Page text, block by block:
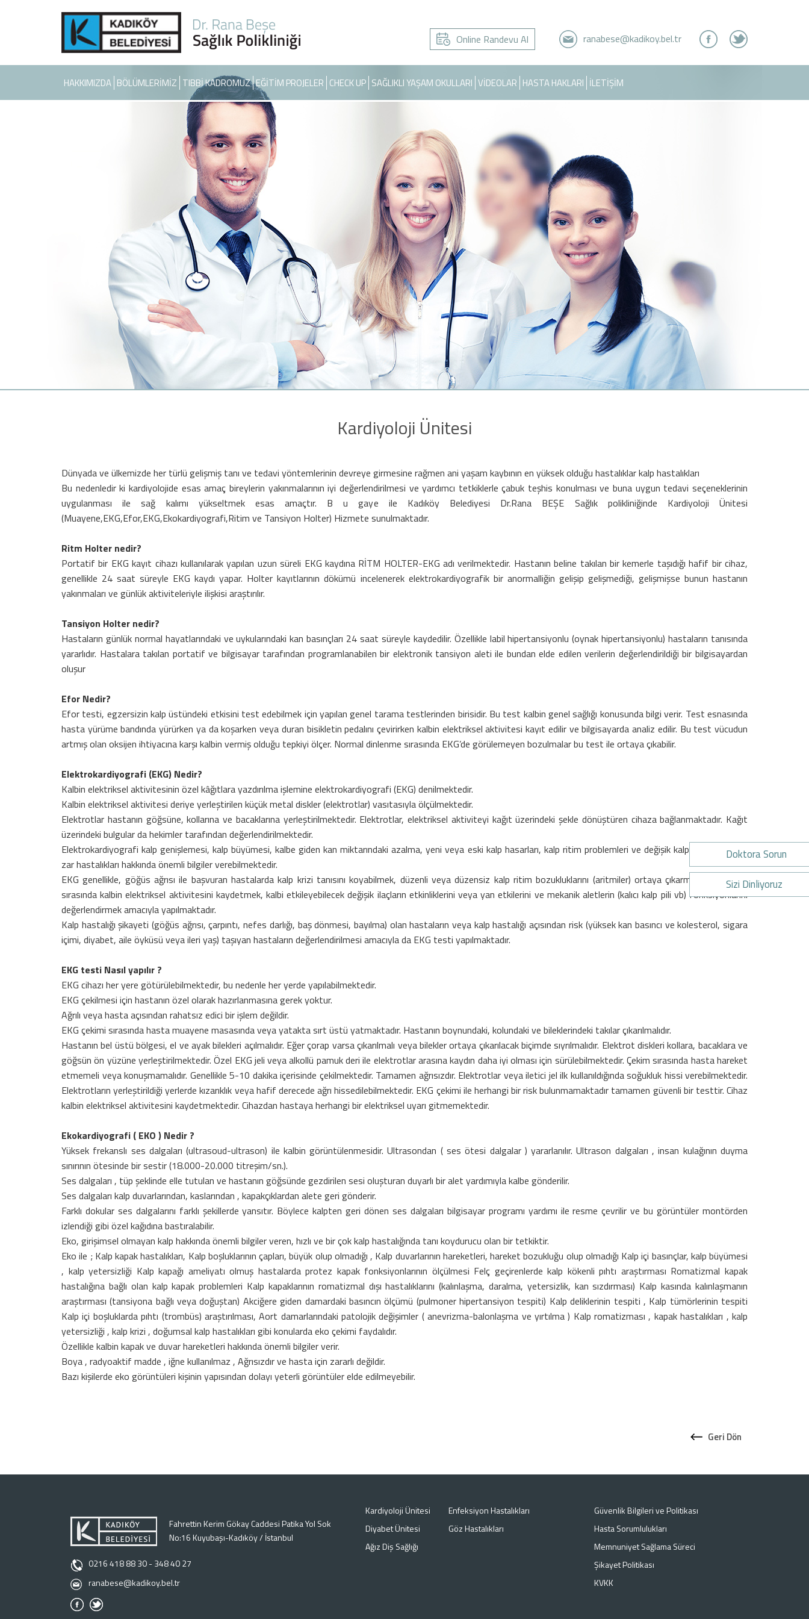
Doktora Sorun
Sizi Dinliyoruz
Online Randevu Al ranabese@kadikoy.bel.tr
HAKKIMIZDA BÖLÜMLERİMİZ TIBBİ KADROMUZ EĞİTİM PROJELER CHECK UP SAĞLIKLI YAŞAM OKULLARI VİDEOLAR HASTA HAKLARI İLETİŞİM
Kardiyoloji Ünitesi
Dünyada ve ülkemizde her türlü gelişmiş tanı ve tedavi yöntemlerinin devreye girmesine rağmen ani yaşam kaybının en yüksek olduğu hastalıklar kalp hastalıkları
Bu nedenledir ki kardiyolojide esas amaç bireylerin yakınmalarının iyi değerlendirilmesi ve yardımcı tetkiklerle çabuk teşhis konulması ve buna uygun tedavi seçeneklerinin
uygulanması ile sağ kalımı yükseltmek esas amaçtır. B u gaye ile Kadıköy Belediyesi Dr.Rana BEŞE Sağlık polikliniğinde Kardiyoloji Ünitesi
(Muayene,EKG,Efor,EKG,Ekokardiyografi,Ritim ve Tansiyon Holter) Hizmete sunulmaktadır.
Ritm Holter nedir?
Portatif bir EKG kayıt cihazı kullanılarak yapılan uzun süreli EKG kaydına RİTM HOLTER-EKG adı verilmektedir. Hastanın beline takılan bir kemerle taşıdığı hafif bir cihaz,
genellikle 24 saat süreyle EKG kaydı yapar. Holter kayıtlarının dökümü incelenerek elektrokardiyografik bir anormalliğin gelişip gelişmediği, gelişmişse bunun hastanın
yakınmaları ve günlük aktiviteleriyle ilişkisi araştırılır.
Tansiyon Holter nedir?
Hastaların günlük normal hayatlarındaki ve uykularındaki kan basınçları 24 saat süreyle kaydedilir. Özellikle labil hipertansiyonlu (oynak hipertansiyonlu) hastaların tanısında
yararlıdır. Hastalara takılan portatif ve bilgisayar tarafından programlanabilen bir elektronik tansiyon aleti ile bundan elde edilen verilerin değerlendirildiği bir bilgisayardan
oluşur
Efor Nedir?
Efor testi, egzersizin kalp üstündeki etkisini test edebilmek için yapılan genel tarama testlerinden birisidir. Bu test kalbin genel sağlığı konusunda bilgi verir. Test esnasında
hasta yürüme bandında yürürken ya da koşarken veya duran bisikletin pedalını çevirirken kalbin elektriksel aktivitesi kayıt edilir ve bilgisayarda analiz edilir. Bu test vücudun
artmış olan oksijen ihtiyacına karşı kalbin vermiş olduğu tepkiyi ölçer. Normal dinlenme sırasında EKG’de görülemeyen bozulmalar bu test ile ortaya çıkabilir.
Elektrokardiyografi (EKG) Nedir?
Kalbin elektriksel aktivitesinin özel kâğıtlara yazdırılma işlemine elektrokardiyografi (EKG) denilmektedir.
Kalbin elektriksel aktivitesi deriye yerleştirilen küçük metal diskler (elektrotlar) vasıtasıyla ölçülmektedir.
Elektrotlar hastanın göğsüne, kollarına ve bacaklarına yerleştirilmektedir. Elektrotlar, elektriksel aktiviteyi kağıt üzerindeki şekle dönüştüren cihaza bağlanmaktadır. Kağıt
üzerindeki bulgular da hekimler tarafından değerlendirilmektedir.
Elektrokardiyografi kalp genişlemesi, kalp büyümesi, kalbe giden kan miktarındaki azalma, yeni veya eski kalp hasarları, kalp ritim problemleri ve değişik kalp ve kalbi saran
zar hastalıkları hakkında önemli bilgiler verebilmektedir.
EKG genellikle, göğüs ağrısı ile başvuran hastalarda kalp krizi tanısını koyabilmek, düzenli veya düzensiz kalp ritim bozukluklarını (aritmiler) ortaya çıkarmak, efor testi
sırasında kalbin elektriksel aktivitesini kaydetmek, kalbi etkileyebilecek değişik ilaçların etkinliklerini veya yan etkilerini ve mekanik aletlerin (kalıcı kalp pili vb) fonksiyonlarını
değerlendirmek amacıyla yapılmaktadır.
Kalp hastalığı şikayeti (göğüs ağrısı, çarpıntı, nefes darlığı, baş dönmesi, bayılma) olan hastaların veya kalp hastalığı açısından risk (yüksek kan basıncı ve kolesterol, sigara
içimi, diyabet, aile öyküsü veya ileri yaş) taşıyan hastaların değerlendirilmesi amacıyla da EKG testi yapılmaktadır.
EKG testi Nasıl yapılır ?
EKG cihazı her yere götürülebilmektedir, bu nedenle her yerde yapılabilmektedir.
EKG çekilmesi için hastanın özel olarak hazırlanmasına gerek yoktur.
Ağrılı veya hasta açısından rahatsız edici bir işlem değildir.
EKG çekimi sırasında hasta muayene masasında veya yatakta sırt üstü yatmaktadır. Hastanın boynundaki, kolundaki ve bileklerindeki takılar çıkarılmalıdır.
Hastanın bel üstü bölgesi, el ve ayak bilekleri açılmalıdır. Eğer çorap varsa çıkarılmalı veya bilekler ortaya çıkarılacak biçimde sıyrılmalıdır. Elektrot diskleri kollara, bacaklara ve
göğsün ön yüzüne yerleştirilmektedir. Özel EKG jeli veya alkollü pamuk deri ile elektrotlar arasına kaydın daha iyi olması için sürülebilmektedir. Çekim sırasında hasta hareket
etmemeli veya konuşmamalıdır. Genellikle 5-10 dakika içerisinde çekilmektedir. Tamamen ağrısızdır. Elektrotlar veya iletici jel ilk kullanıldığında soğukluk hissi verebilmektedir.
Elektrotların yerleştirildiği yerlerde kızarıklık veya hafif derecede ağrı hissedilebilmektedir. EKG çekimi ile herhangi bir risk bulunmamaktadır tamamen güvenli bir testtir. Cihaz
kalbin elektriksel aktivitesini kaydetmektedir. Cihazdan hastaya herhangi bir elektriksel uyarı gitmemektedir.
Ekokardiyografi ( EKO ) Nedir ?
Yüksek frekanslı ses dalgaları (ultrasoud-ultrason) ile kalbin görüntülenmesidir. Ultrasondan ( ses ötesi dalgalar ) yararlanılır. Ultrason dalgaları , insan kulağının duyma
sınırının ötesinde bir sestir (18.000-20.000 titreşim/sn.).
Ses dalgaları , tüp şeklinde elle tutulan ve hastanın göğsünde gezdirilen sesi oluşturan duyarlı bir alet yardımıyla kalbe gönderilir.
Ses dalgaları kalp duvarlarından, kaslarından , kapakçıklardan alete geri gönderir.
Farklı dokular ses dalgalarını farklı şekillerde yansıtır. Böylece kalpten geri dönen ses dalgaları bilgisayar programı yardımı ile resme çevrilir ve bu görüntüler montörden
izlendiği gibi özel kağıdına bastıralabilir.
Eko, girişimsel olmayan kalp hakkında önemli bilgiler veren, hızlı ve bir çok kalp hastalığında tanı koydurucu olan bir tetkiktir.
Eko ile ; Kalp kapak hastalıkları, Kalp boşluklarının çapları, büyük olup olmadığı , Kalp duvarlarının hareketleri, hareket bozukluğu olup olmadığı Kalp içi basınçlar, kalp büyümesi
, kalp yetersizliği Kalp kapağı ameliyatı olmuş hastalarda protez kapak fonksiyonlarının ölçülmesi Felç geçirenlerde kalp kökenli pıhtı araştırması Romatizmal kapak
hastalığına bağlı olan kalp kapak problemleri Kalp kapaklarının romatizmal dışı hastalıklarını (kalınlaşma, daralma, yetersizlik, kan sızdırması) Kalp kasında kalınlaşmanın
araştırması (tansiyona bağlı veya doğuştan) Akciğere giden damardaki basıncın ölçümü (pulmoner hipertansiyon tespiti) Kalp deliklerinin tespiti , Kalp tümörlerinin tespiti
Kalp içi boşluklarda pıhtı (trombüs) araştırılması, Aort damarlarındaki patolojik değişimler ( anevrizma-balonlaşma ve yırtılma ) Kalp romatizması , kapak hastalıkları , kalp
yetersizliği , kalp krizi , doğumsal kalp hastalıkları gibi konularda eko çekimi faydalıdır.
Özellikle kalbin kapak ve duvar hareketleri hakkında önemli bilgiler verir.
Boya , radyoaktif madde , iğne kullanılmaz , Ağrısızdır ve hasta için zararlı değildir.
Bazı kişilerde eko görüntüleri kişinin yapısından dolayı yeterli görüntüler elde edilmeyebilir.
Geri Dön
Fahrettin Kerim Gökay Caddesi Patika Yol Sok
No:16 Kuyubaşı-Kadıköy / İstanbul
0216 418 88 30 - 348 40 27
ranabese@kadikoy.bel.tr
Kardiyoloji Ünitesi
Diyabet Ünitesi
Ağız Diş Sağlığı
Enfeksiyon Hastalıkları
Göz Hastalıkları
Güvenlik Bilgileri ve Politikası
Hasta Sorumlulukları
Memnuniyet Sağlama Süreci
Şikayet Politikası
KVKK